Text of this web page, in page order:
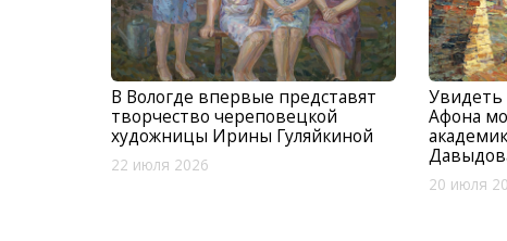
В Вологде впервые представят
творчество череповецкой
художницы Ирины Гуляйкиной
22 июля 2026
Увидеть
Афона
20 июля